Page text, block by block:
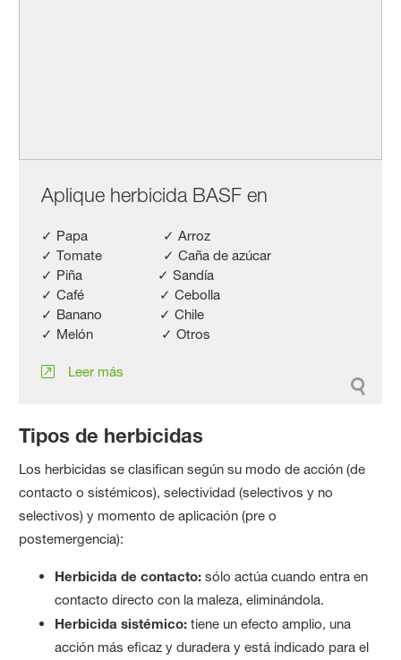
Aplique herbicida BASF en
✓ Papa ✓ Arroz
✓ Tomate ✓ Caña de azúcar
✓ Piña ✓ Sandía
✓ Café ✓ Cebolla
✓ Banano ✓ Chile
✓ Melón ✓ Otros
Leer más
Tipos de herbicidas
Los herbicidas se clasifican según su modo de acción (de
contacto o sistémicos), selectividad (selectivos y no
selectivos) y momento de aplicación (pre o
postemergencia):
Herbicida de contacto: sólo actúa cuando entra en
contacto directo con la maleza, eliminándola.
Herbicida sistémico: tiene un efecto amplio, una
acción más eficaz y duradera y está indicado para el